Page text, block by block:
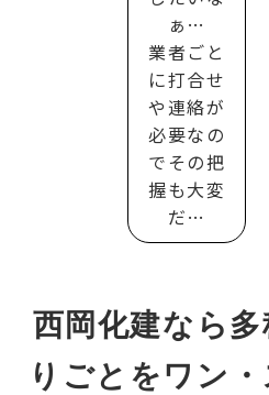
ぁ…
業者ごと
に打合せ
や連絡が
必要なの
でその把
握も大変
だ…
西岡化建なら
りごとをワン